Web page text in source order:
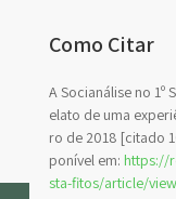
Como Citar
A Socianálise no 1º
elato de uma
ro de 2018 [citado
ponível em: https://
sta-fitos/article/